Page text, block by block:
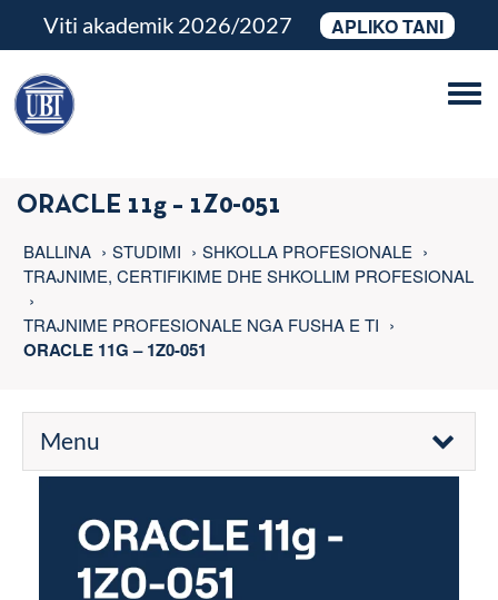
Viti akademik 2026/2027 APLIKO TANI
ORACLE 11g – 1Z0-051
BALLINA STUDIMI
SHKOLLA PROFESIONALE
TRAJNIME, CERTIFIKIME DHE SHKOLLIM PROFESIONAL
TRAJNIME PROFESIONALE NGA FUSHA E TI
ORACLE 11G – 1Z0-051
Menu